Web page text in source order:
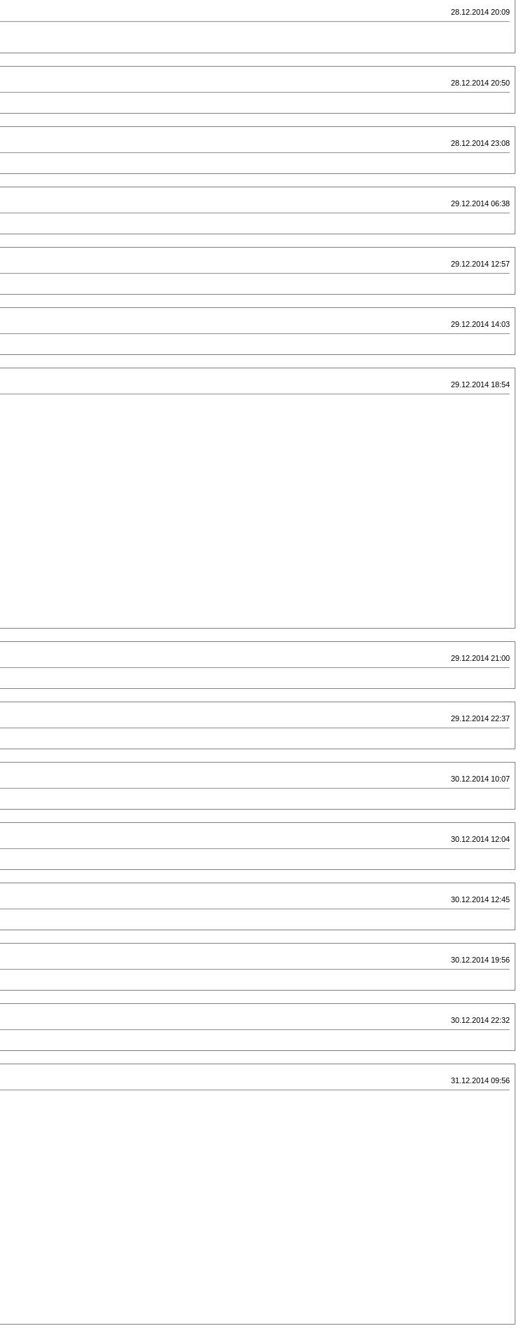
28.12.2014 20:09
28.12.2014 20:50
28.12.2014 23:08
29.12.2014 06:38
29.12.2014 12:57
29.12.2014 14:03
29.12.2014 18:54
29.12.2014 21:00
29.12.2014 22:37
30.12.2014 10:07
30.12.2014 12:04
30.12.2014 12:45
30.12.2014 19:56
30.12.2014 22:32
31.12.2014 09:56